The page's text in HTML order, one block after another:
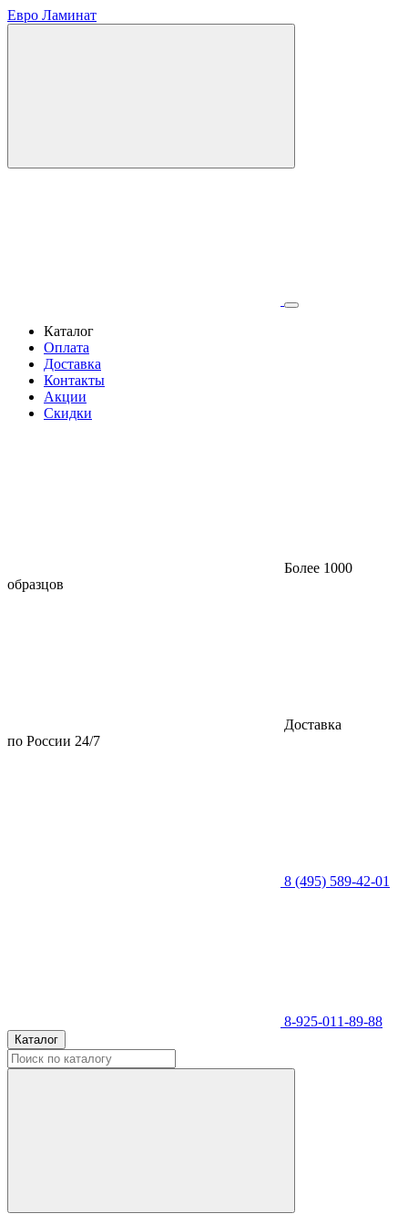
Евро Ламинат
Каталог
Оплата
Доставка
Контакты
Акции
Скидки
Более 1000
образцов
Доставка
по России 24/7
8 (495) 589-42-01
8-925-011-89-88
Каталог